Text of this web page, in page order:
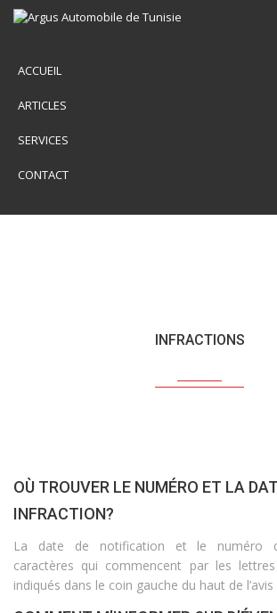
ACCUEIL
ARTICLES
SERVICES
CONTACT
INFRACTIONS
OÙ TROUVER LE NUMÉRO ET LA
INFRACTION?
La date de notification et le numéro
caractères qui commencent par les
indiqués dans le coin gauche du haut de